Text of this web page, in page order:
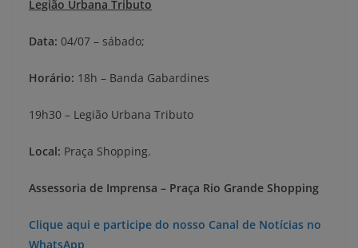
Legião Urbana Tributo
Data: 04/07 – sábado;
Horário: 18h – Banda Gabardines
19h30 – Legião Urbana Tributo
Local: Praça Shopping.
Assessoria de Imprensa – Praça Rio Grande Shopping
Clique aqui e participe do nosso Canal de Notícias no
WhatsApp